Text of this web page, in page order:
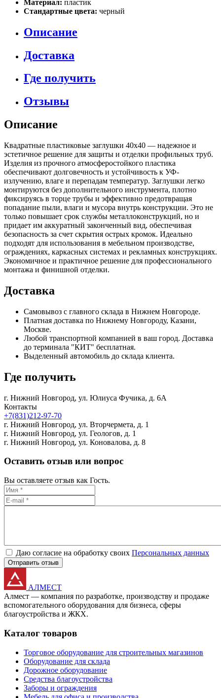
Материал: пластик
Стандартные цвета: черный
Описание
Доставка
Где получить
Отзывы
Описание
Квадратные пластиковые заглушки 40х40 — надежное и
эстетичное решение для защиты и отделки профильных труб.
Изделия из прочного атмосферостойкого пластика
обеспечивают долговечность и устойчивость к УФ-
излучению, влаге и перепадам температур. Заглушки легко
монтируются без дополнительного инструмента, плотно
фиксируясь в торце трубы и эффективно предотвращая
попадание пыли, влаги и мусора внутрь конструкции. Это не
только повышает срок службы металлоконструкций, но и
придает им аккуратный законченный вид, обеспечивая
безопасность за счет скрытия острых кромок. Идеально
подходят для использования в мебельном производстве,
ограждениях, каркасных системах и рекламных конструкциях.
Экономичное и практичное решение для профессионального
монтажа и финишной отделки.
Доставка
Самовывоз с главного склада в Нижнем Новгороде.
Платная доставка по Нижнему Новгороду, Казани,
Москве.
Любой транспортной компанией в ваш город. Доставка
до терминала "КИТ" бесплатная.
Выделенный автомобиль до склада клиента.
Где получить
г. Нижний Новгород, ул. Юлиуса Фучика, д. 6А
Контакты
+7(831)212-97-70
г. Нижний Новгород, ул. Вторчермета, д. 1
г. Нижний Новгород, ул. Геологов, д. 1
г. Нижний Новгород, ул. Коновалова, д. 8
Оставить отзыв или вопрос
Вы оставляете отзыв как Гость.
Даю согласие на обработку своих Персональных данных
Отправить отзыв
АЛМЕСТ
Алмест — компания по разработке, производству и продаже
вспомогательного оборудования для бизнеса, сферы
благоустройства и ЖКХ.
Каталог товаров
Торговое оборудование для строительных магазинов
Оборудование для склада
Дорожное оборудование
Средства благоустройства
Заборы и ограждения